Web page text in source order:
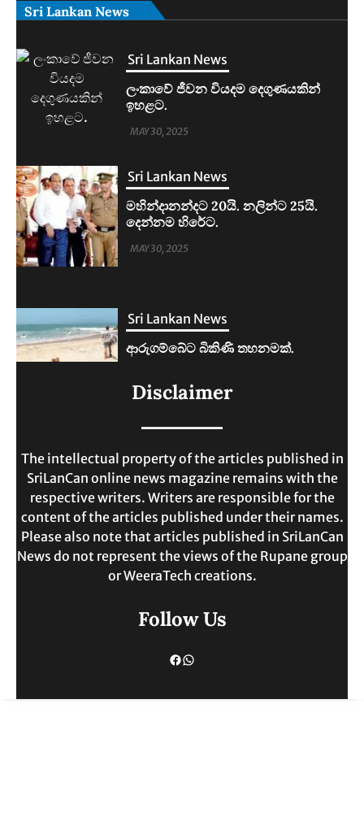
Sri Lankan News
Sri Lankan News
මහින්දානන්දට 20යි. නලින්ට 25යි.
දෙන්නම හිරේට.
MAY 30, 2025
Sri Lankan News
ආරුගම්බේට බිකිණි තහනමක්.
MAY 30, 2025
Sri Lankan News
ඉහළට.
Disclaimer
The intellectual property of the articles published in
SriLanCan online news magazine remains with the
respective writers. Writers are responsible for the
content of the articles published under their names.
Please also note that articles published in SriLanCan
News do not represent the views of the Rupane group
or WeeraTech creations.
Follow Us
Facebook
WhatsApp